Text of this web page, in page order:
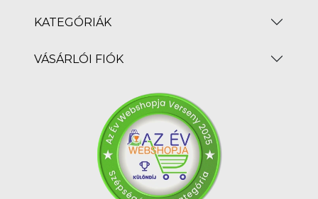
KATEGÓRIÁK
VÁSÁRLÓI FIÓK